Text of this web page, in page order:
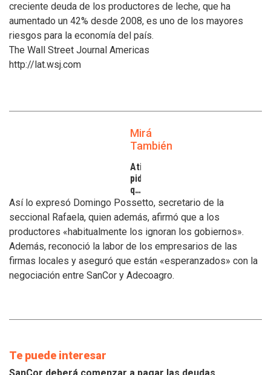
creciente deuda de los productores de leche, que ha
aumentado un 42% desde 2008, es uno de los mayores
riesgos para la economía del país.
The Wall Street Journal Americas
http://lat.wsj.com
Mirá
También
Atilra
pide
que
se
atiendan
inconvenientes
de
los
tamberos
Así lo expresó Domingo Possetto, secretario de la
seccional Rafaela, quien además, afirmó que a los
productores «habitualmente los ignoran los gobiernos».
Además, reconoció la labor de los empresarios de las
firmas locales y aseguró que están «esperanzados» con la
negociación entre SanCor y Adecoagro.
Te puede interesar